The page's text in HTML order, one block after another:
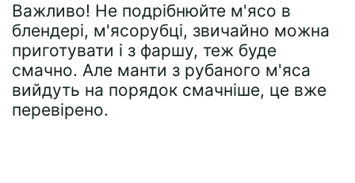
Важливо! Не подрібнюйте м'ясо в
блендері, м'ясорубці, звичайно можна
приготувати і з фаршу, теж буде
смачно. Але манти з рубаного м'яса
вийдуть на порядок смачніше, це вже
перевірено.